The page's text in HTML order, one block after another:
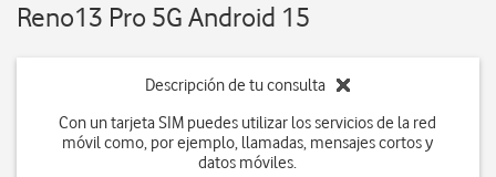
Reno13 Pro 5G Android 15
Descripción de tu consulta
Con un tarjeta SIM puedes utilizar los servicios de la red
móvil como, por ejemplo, llamadas, mensajes cortos y
datos móviles.